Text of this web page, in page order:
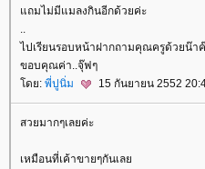
ถมไม่มีแมลงกินอีกด้วยค่ะ
..
ไปเรียนรอบหน้าฝากถามคุณครูด้วยน๊า
ขอบคุณค่า..จุ๊ฟๆ
ดย: พี่ปูนิ่ม 15 กันยายน 2552
สวยมากๆเลยค่ะ
เหมือนที่เค้าขายๆกันเล